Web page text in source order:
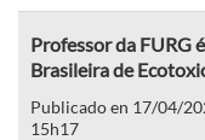
Professor da FURG
Brasileira de
Publicado en 17/04/
15h17